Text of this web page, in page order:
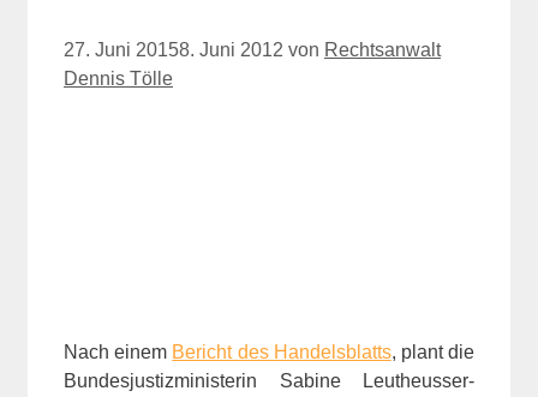
27. Juni 20158. Juni 2012 von Rechtsanwalt
Dennis Tölle
Nach einem Bericht des Handelsblatts, plant die
Bundesjustizministerin Sabine Leutheusser-